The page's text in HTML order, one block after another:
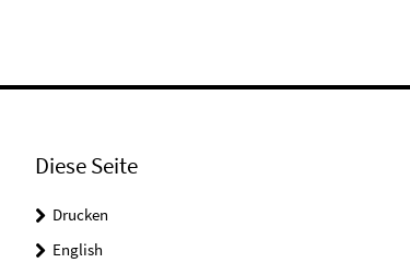
Diese Seite
Drucken
English